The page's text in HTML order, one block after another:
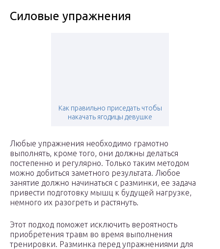
Силовые упражнения
Как правильно приседать чтобы
накачать ягодицы девушке
Любые упражнения необходимо грамотно
выполнять, кроме того, они должны делаться
постепенно и регулярно. Только таким методом
можно добиться заметного результата. Любое
занятие должно начинаться с разминки, ее задача
привести подготовку мышц к будущей нагрузке,
немного их разогреть и растянуть.
Этот подход поможет исключить вероятность
приобретения травм во время выполнения
тренировки. Разминка перед упражнениями для